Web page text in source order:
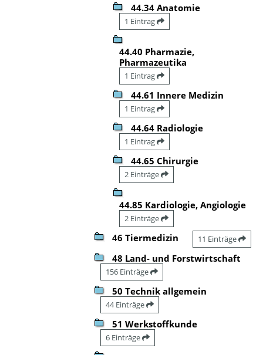
44.34 Anatomie
1 Eintrag
44.40 Pharmazie,
Pharmazeutika
1 Eintrag
44.61 Innere Medizin
1 Eintrag
44.64 Radiologie
1 Eintrag
44.65 Chirurgie
2 Einträge
44.85 Kardiologie, Angiologie
2 Einträge
46 Tiermedizin 11 Einträge
48 Land- und Forstwirtschaft
156 Einträge
50 Technik allgemein
44 Einträge
51 Werkstoffkunde
6 Einträge